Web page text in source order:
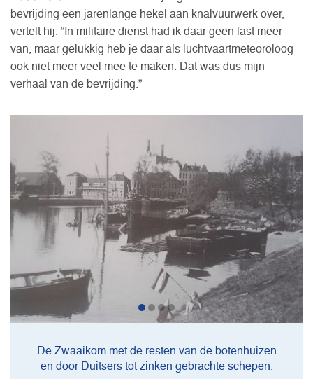
bevrijding een jarenlange hekel aan knalvuurwerk over,
vertelt hij. “In militaire dienst had ik daar geen last meer
van, maar gelukkig heb je daar als luchtvaartmeteoroloog
ook niet meer veel mee te maken. Dat was dus mijn
verhaal van de bevrijding.”
De Zwaaikom met de resten van de botenhuizen
en door Duitsers tot zinken gebrachte schepen.